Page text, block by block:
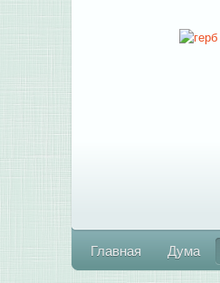
Главная Дума